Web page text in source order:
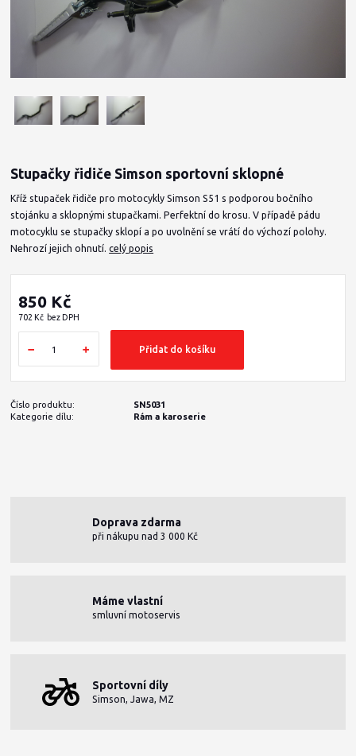
Stupačky řidiče Simson sportovní sklopné
Kříž stupaček řidiče pro motocykly Simson S51 s podporou bočního
stojánku a sklopnými stupačkami. Perfektní do krosu. V případě pádu
motocyklu se stupačky sklopí a po uvolnění se vrátí do výchozí polohy.
Nehrozí jejich ohnutí.celý popis
850 Kč
702 Kč bez DPH
Přidat do košíku
Číslo produktu:
SN5031
Kategorie dílu:
Rám a karoserie
Doprava zdarma
při nákupu nad 3 000 Kč
Máme vlastní
smluvní motoservis
Sportovní díly
Simson, Jawa, MZ